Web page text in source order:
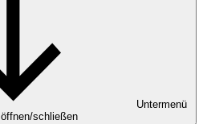
Untermenü
öffnen/schließen